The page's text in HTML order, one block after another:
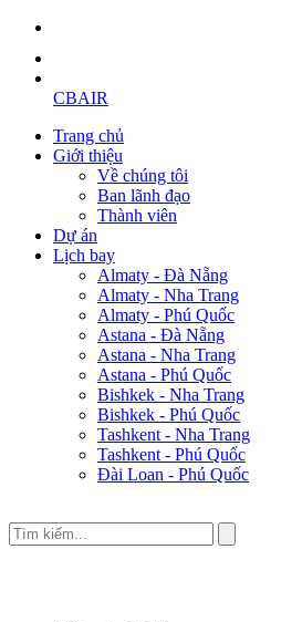
CBAIR
Trang chủ
Giới thiệu
Về chúng tôi
Ban lãnh đạo
Thành viên
Dự án
Lịch bay
Almaty - Đà Nẵng
Almaty - Nha Trang
Almaty - Phú Quốc
Astana - Đà Nẵng
Astana - Nha Trang
Astana - Phú Quốc
Bishkek - Nha Trang
Bishkek - Phú Quốc
Tashkent - Nha Trang
Tashkent - Phú Quốc
Đài Loan - Phú Quốc